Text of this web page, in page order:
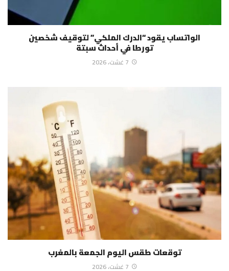
الواتساب يقود “الدرك الملكي” لتوقيف شخصين
تورطا في أحداث سبتة
7 غشت، 2026
توقعات طقس اليوم الجمعة بالمغرب
7 غشت، 2026